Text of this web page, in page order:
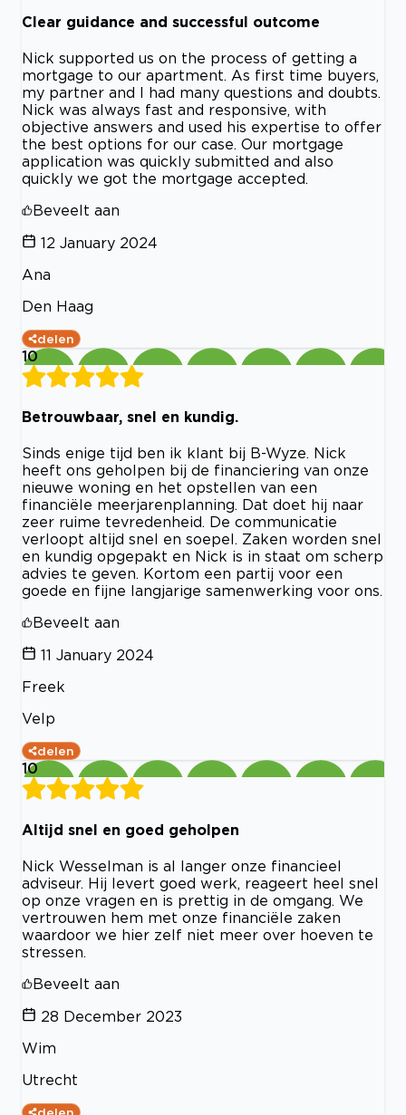
Clear guidance and successful outcome
Nick supported us on the process of getting a
mortgage to our apartment. As first time buyers,
my partner and I had many questions and doubts.
Nick was always fast and responsive, with
objective answers and used his expertise to offer
the best options for our case. Our mortgage
application was quickly submitted and also
quickly we got the mortgage accepted.
Beveelt aan
12 January 2024
Ana
Den Haag
delen
10
Betrouwbaar, snel en kundig.
Sinds enige tijd ben ik klant bij B-Wyze. Nick
heeft ons geholpen bij de financiering van onze
nieuwe woning en het opstellen van een
financiële meerjarenplanning. Dat doet hij naar
zeer ruime tevredenheid. De communicatie
verloopt altijd snel en soepel. Zaken worden snel
en kundig opgepakt en Nick is in staat om scherp
advies te geven. Kortom een partij voor een
goede en fijne langjarige samenwerking voor ons.
Beveelt aan
11 January 2024
Freek
Velp
delen
10
Altijd snel en goed geholpen
Nick Wesselman is al langer onze financieel
adviseur. Hij levert goed werk, reageert heel snel
op onze vragen en is prettig in de omgang. We
vertrouwen hem met onze financiële zaken
waardoor we hier zelf niet meer over hoeven te
stressen.
Beveelt aan
28 December 2023
Wim
Utrecht
delen